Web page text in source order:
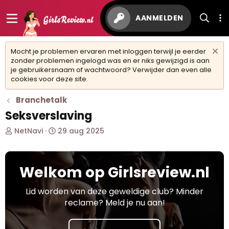
AANMELDEN
Mocht je problemen ervaren met inloggen terwijl je eerder
zonder problemen ingelogd was en er niks gewijzigd is aan
je gebruikersnaam of wachtwoord? Verwijder dan even alle
cookies voor deze site.
Branchetalk
Seksverslaving
O
d
p
s
NetNavi
S
a
t
d
a
29 aug 2025
Welkom op Girlsreview.nl
Lid worden van deze geweldige club? Minder
reclame? Meld je nu aan!